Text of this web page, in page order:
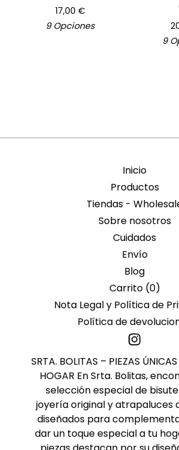
17,00 €
9 Opciones
9
Inicio
Productos
Tiendas -
Sobre nosotros
Cuidados
Envío
Blog
Carrito (0)
Nota Legal y Política de
Política de
SRTA. BOLITAS – PIEZAS
HOGAR En Srta. Bolitas,
selección especial de
joyería original y atrapaluces
diseñados para
dar un toque especial a tu